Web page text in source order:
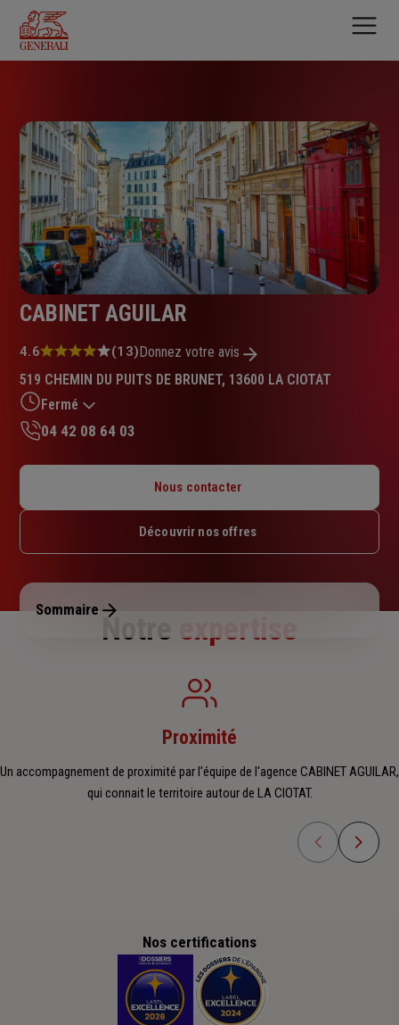
contenu
principal
CABINET AGUILAR
Note
4.6
sur
5
étoiles
4.6 (13)Donnez votre avis
519 CHEMIN DU PUITS DE BRUNET, 13600 LA CIOTAT
Fermé
Mardi : 09h – 13h / 14h – 18h
Jeudi : 09h – 13h / 14h – 17h30
Dimanche : Fermé
04 42 08 64 03
Nous contacter
Découvrir nos offres
Sommaire
Notre expertise
Proximité
Un accompagnement de proximité par l'équipe de l'agence CABINET AGUILAR,
qui connait le territoire autour de LA CIOTAT.
Nos certifications